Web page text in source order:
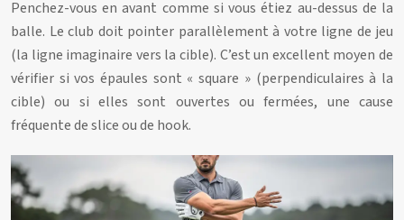
Penchez-vous en avant comme si vous étiez au-dessus de la
balle. Le club doit pointer parallèlement à votre ligne de jeu
(la ligne imaginaire vers la cible). C’est un excellent moyen de
vérifier si vos épaules sont « square » (perpendiculaires à la
cible) ou si elles sont ouvertes ou fermées, une cause
fréquente de slice ou de hook.